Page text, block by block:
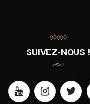
◊◊◊◊◊
SUIVEZ-NOUS !